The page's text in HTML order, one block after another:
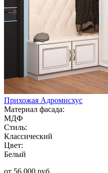
Прихожая Адромисхус
Материал фасада:
МДФ
Стиль:
Классический
Цвет:
Белый
от 56 000 руб.